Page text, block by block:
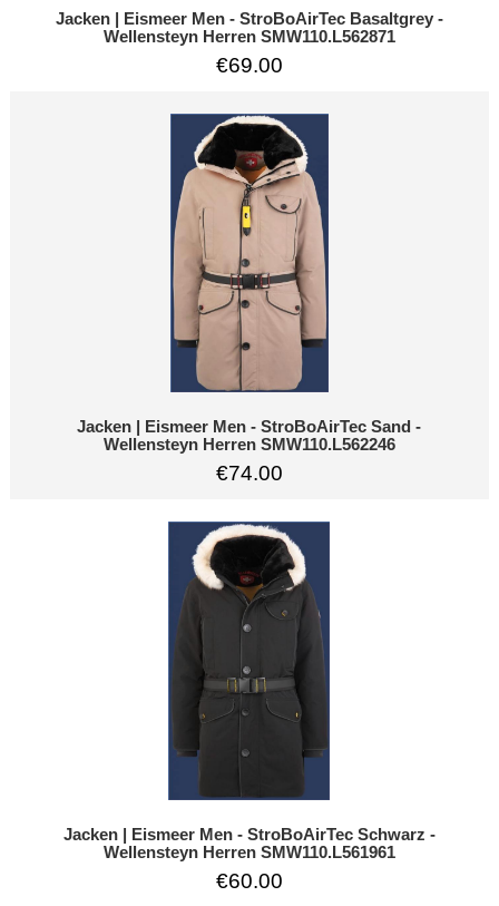
Jacken | Eismeer Men - StroBoAirTec Basaltgrey -
Wellensteyn Herren SMW110.L562871
€69.00
Jacken | Eismeer Men - StroBoAirTec Sand -
Wellensteyn Herren SMW110.L562246
€74.00
Jacken | Eismeer Men - StroBoAirTec Schwarz -
Wellensteyn Herren SMW110.L561961
€60.00